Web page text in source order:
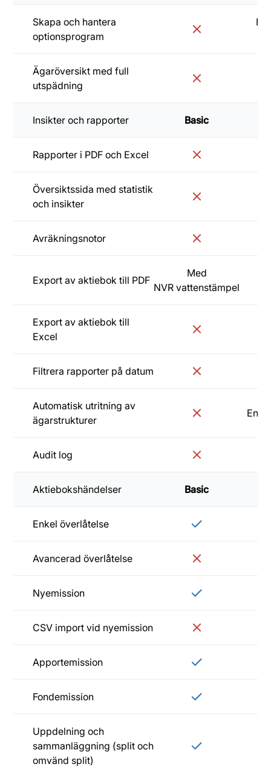
Skapa och hantera
optionsprogram
Ägaröversikt med full
utspädning
Insikter och rapporter Basic
Rapporter i PDF och Excel
Översiktssida med statistik
och insikter
Avräkningsnotor
Export av aktiebok till PDF
Med
NVR vattenstämpel
Export av aktiebok till
Excel
Filtrera rapporter på datum
Automatisk utritning av
ägarstrukturer
Audit log
Aktiebokshändelser Basic
Enkel överlåtelse
Avancerad överlåtelse
Nyemission
CSV import vid nyemission
Apportemission
Fondemission
Uppdelning och
sammanläggning (split och
omvänd split)